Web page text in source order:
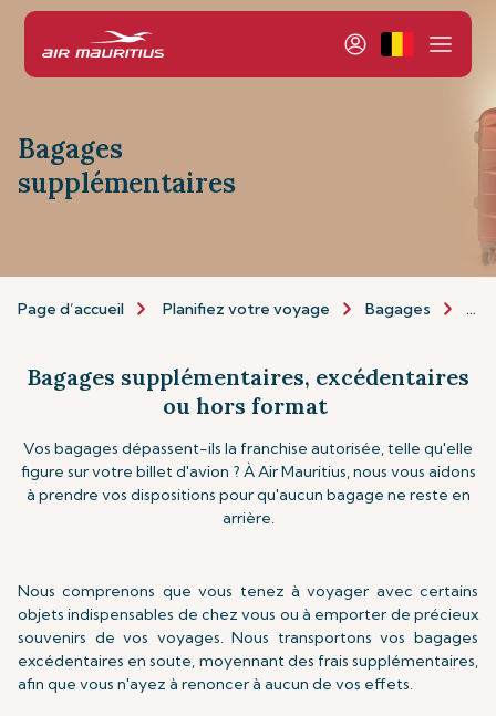
Bagages
supplémentaires
Page d’accueil Planifiez votre voyage Bagages
Bagages supplémentaires, excédentaires
ou hors format
Vos bagages dépassent-ils la franchise autorisée, telle qu'elle
figure sur votre billet d'avion ? À Air Mauritius, nous vous aidons
à prendre vos dispositions pour qu'aucun bagage ne reste en
arrière.
Nous comprenons que vous tenez à voyager avec certains
objets indispensables de chez vous ou à emporter de précieux
souvenirs de vos voyages. Nous transportons vos bagages
excédentaires en soute, moyennant des frais supplémentaires,
afin que vous n'ayez à renoncer à aucun de vos effets.